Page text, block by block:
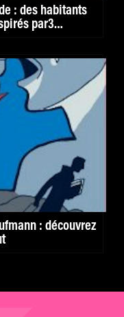
: des habitants
par3
: découvrez